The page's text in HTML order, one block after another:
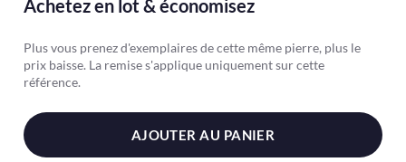
Achetez en lot & économisez
Plus vous prenez d'exemplaires de cette même pierre, plus le
prix baisse. La remise s'applique uniquement sur cette
référence.
AJOUTER AU PANIER